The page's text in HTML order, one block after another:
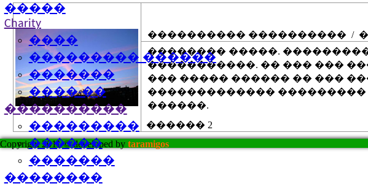
�����
Charity
����
��������� ������
�������
����-��
����������
���������
������
�������
��������
���������� ���������� /
�������� �����.
�����������. �� ��� ���
��� ����� ������ �� ���
�������������
������.
������ 2
Copyright 2011 © developed by taramigos